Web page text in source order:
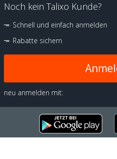
Noch kein Talixo Kunde?
Schnell und einfach anmelden
Rabatte sichern
neu anmelden mit: